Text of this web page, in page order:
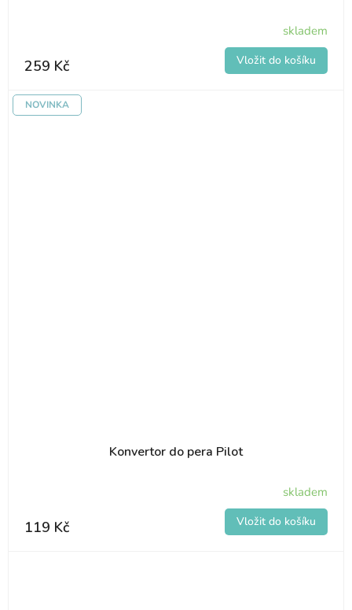
skladem
259 Kč
NOVINKA
Konvertor do pera Pilot
skladem
119 Kč